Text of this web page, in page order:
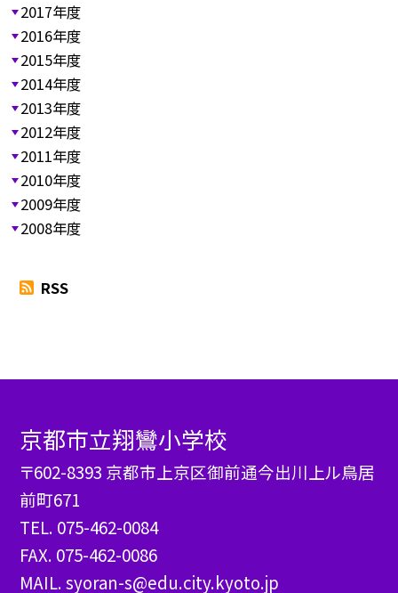
2017年度
2016年度
2015年度
2014年度
2013年度
2012年度
2011年度
2010年度
2009年度
2008年度
RSS
京都市立翔鸞小学校
〒602-8393 京都市上京区御前通今出川上ル鳥居
前町671
TEL. 075-462-0084
FAX. 075-462-0086
MAIL. syoran-s@edu.city.kyoto.jp